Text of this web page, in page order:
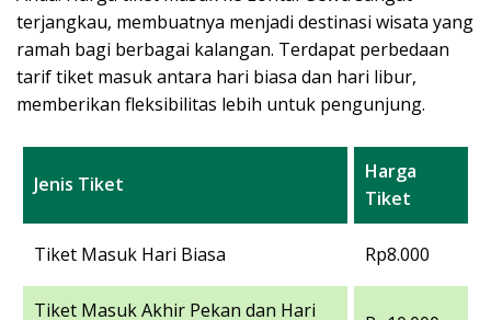
terjangkau, membuatnya menjadi destinasi wisata yang
ramah bagi berbagai kalangan. Terdapat perbedaan
tarif tiket masuk antara hari biasa dan hari libur,
memberikan fleksibilitas lebih untuk pengunjung.
Jenis Tiket
Harga
Tiket
Tiket Masuk Hari Biasa Rp8.000
Tiket Masuk Akhir Pekan dan Hari